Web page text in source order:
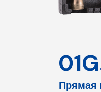
Прямая